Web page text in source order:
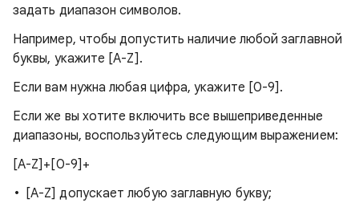
задать диапазон символов.
Например, чтобы допустить наличие любой заглавной
буквы, укажите [A-Z].
Если вам нужна любая цифра, укажите [0-9].
Если же вы хотите включить все вышеприведенные
диапазоны, воспользуйтесь следующим выражением:
[A-Z]+[0-9]+
[A-Z] допускает любую заглавную букву;